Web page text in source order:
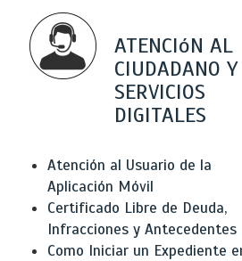
ATENCIóN AL
CIUDADANO Y
SERVICIOS
DIGITALES
Atención al Usuario de la
Aplicación Móvil
Certificado Libre de Deuda,
Infracciones y Antecedentes
Como Iniciar un Expediente